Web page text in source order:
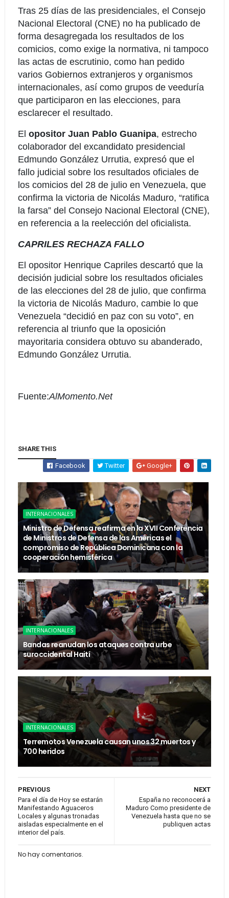
Tras 25 días de las presidenciales, el Consejo
Nacional Electoral (CNE) no ha publicado de
forma desagregada los resultados de los
comicios, como exige la normativa, ni tampoco
las actas de escrutinio, como han pedido
varios Gobiernos extranjeros y organismos
internacionales, así como grupos de veeduría
que participaron en las elecciones, para
esclarecer el resultado.
El opositor Juan Pablo Guanipa, estrecho
colaborador del excandidato presidencial
Edmundo González Urrutia, expresó que el
fallo judicial sobre los resultados oficiales de
los comicios del 28 de julio en Venezuela, que
confirma la victoria de Nicolás Maduro, “ratifica
la farsa” del Consejo Nacional Electoral (CNE),
en referencia a la reelección del oficialista.
CAPRILES RECHAZA FALLO
El opositor Henrique Capriles descartó que la
decisión judicial sobre los resultados oficiales
de las elecciones del 28 de julio, que confirma
la victoria de Nicolás Maduro, cambie lo que
Venezuela “decidió en paz con su voto”, en
referencia al triunfo que la oposición
mayoritaria considera obtuvo su abanderado,
Edmundo González Urrutia.
Fuente:AlMomento.Net
SHARE THIS
Facebook Twitter Google+
INTERNACIONALES
Ministro de Defensa reafirma en la XVII Conferencia
de Ministros de Defensa de las Américas el
compromiso de República Dominicana con la
cooperación hemisférica
INTERNACIONALES
Bandas reanudan los ataques contra urbe
suroccidental Haití
INTERNACIONALES
Terremotos Venezuela causan unos 32 muertos y
700 heridos
NEXT
España no reconocerá a
Maduro Como presidente de
Venezuela hasta que no se
publiquen actas
PREVIOUS
Para el día de Hoy se estarán
Manifestando Aguaceros
Locales y algunas tronadas
aisladas especialmente en el
interior del país.
No hay comentarios.